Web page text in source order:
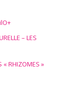
– LES
« RHIZOMES »